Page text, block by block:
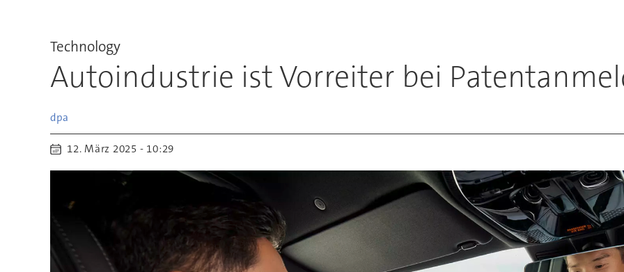
Technology
Autoindustrie ist Vorreiter bei
dpa
12. März 2025 - 10:29